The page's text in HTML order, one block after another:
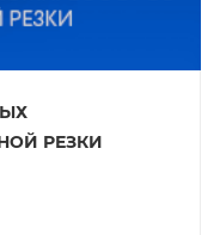
РЕЗКИ